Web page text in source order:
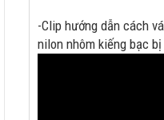
-Clip hướng dẫn cách
nilon nhôm kiếng bạc